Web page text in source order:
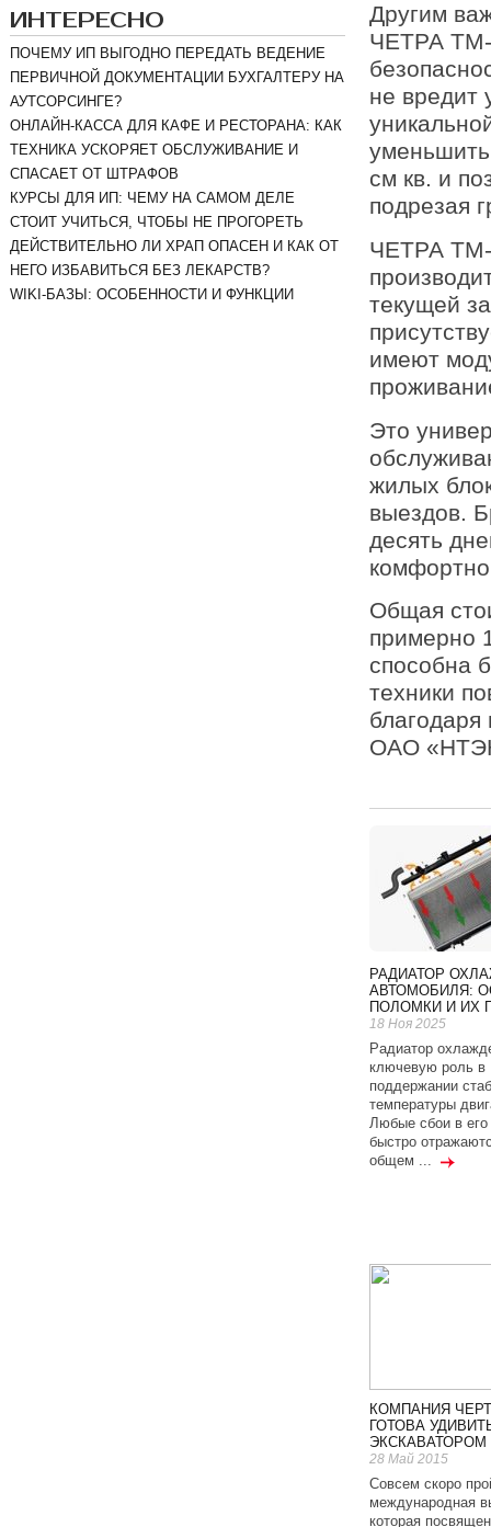
Другим
ЧЕТРА ТМ-
не вредит
уменьшить
см кв. и
подрезая
ЧЕТРА ТМ-
текущей
имеют
Это
жилых
выездов.
десять
Общая
примерно
способна
техники
ОАО
РАДИАТОР
АВТОМОБИЛЯ:
ПОЛОМКИ И ИХ
18 Ноя 2025
Радиатор
ключевую роль в
поддержании
температуры
Любые сбои в его
быстро
общем ...
КОМПАНИЯ
ГОТОВА
ЭКСКАВАТОРОМ
28 Май 2015
Совсем скоро
международная
которая
ИНТЕРЕСНО
ПОЧЕМУ ИП ВЫГОДНО ПЕРЕДАТЬ ВЕДЕНИЕ
ПЕРВИЧНОЙ ДОКУМЕНТАЦИИ БУХГАЛТЕРУ НА
АУТСОРСИНГЕ?
ОНЛАЙН-КАССА ДЛЯ КАФЕ И РЕСТОРАНА: КАК
ТЕХНИКА УСКОРЯЕТ ОБСЛУЖИВАНИЕ И
СПАСАЕТ ОТ ШТРАФОВ
КУРСЫ ДЛЯ ИП: ЧЕМУ НА САМОМ ДЕЛЕ
СТОИТ УЧИТЬСЯ, ЧТОБЫ НЕ ПРОГОРЕТЬ
ДЕЙСТВИТЕЛЬНО ЛИ ХРАП ОПАСЕН И КАК ОТ
НЕГО ИЗБАВИТЬСЯ БЕЗ ЛЕКАРСТВ?
WIKI-БАЗЫ: ОСОБЕННОСТИ И ФУНКЦИИ